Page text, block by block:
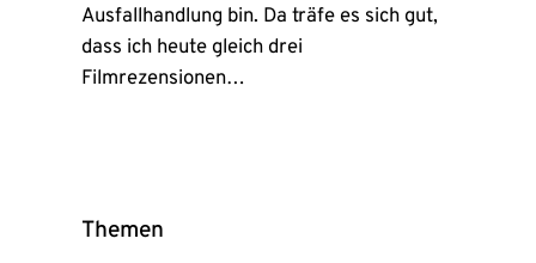
Ausfallhandlung bin. Da träfe es sich gut,
dass ich heute gleich drei
Filmrezensionen…
Themen